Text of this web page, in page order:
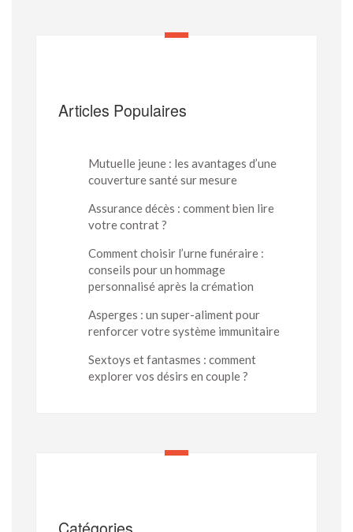
Articles Populaires
Mutuelle jeune : les avantages d’une
couverture santé sur mesure
Assurance décès : comment bien lire
votre contrat ?
Comment choisir l’urne funéraire :
conseils pour un hommage
personnalisé après la crémation
Asperges : un super-aliment pour
renforcer votre système immunitaire
Sextoys et fantasmes : comment
explorer vos désirs en couple ?